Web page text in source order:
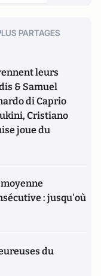
PARTAGES
leurs
& Samuel
di Caprio
Cristiano
joue du
: jusqu'où
du